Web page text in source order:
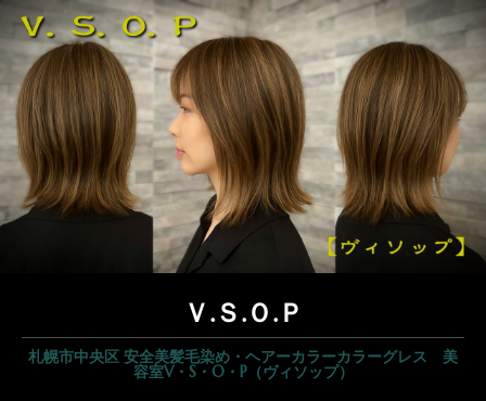
Ｖ.Ｓ.Ｏ.Ｐ
札幌市中央区 安全美髪毛染め・ヘアーカラーカラーグレス 美
容室V・S・O・P（ヴィソップ）